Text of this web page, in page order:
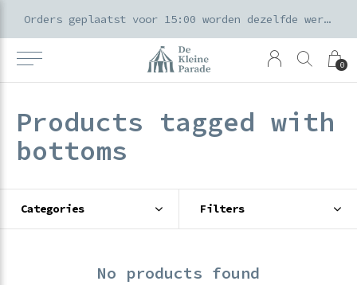
0
Orders geplaatst voor 15:00 worden dezelfde werkdag verzonden
Products tagged with
bottoms
Categories Filters
No products found